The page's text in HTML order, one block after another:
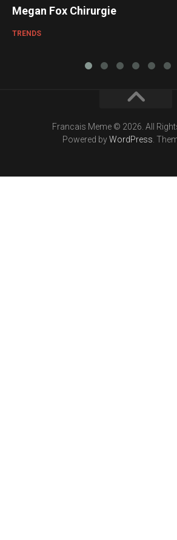
Megan Fox Chirurgie
TRENDS
Francais Meme © 2026. All
Powered byWordPress .